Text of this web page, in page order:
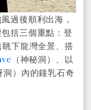
過後順利出海，
括三個重點：登
下龍灣全景、搭
（神秘洞）、以
洞）內的鐘乳石奇